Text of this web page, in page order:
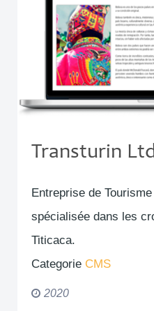
Transturin
Entreprise de
spécialisée dans les
Titicaca.
Categorie CMS
2020